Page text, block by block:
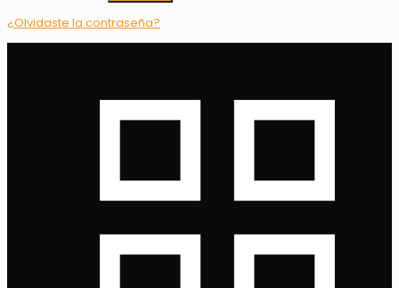
¿Olvidaste la contraseña?